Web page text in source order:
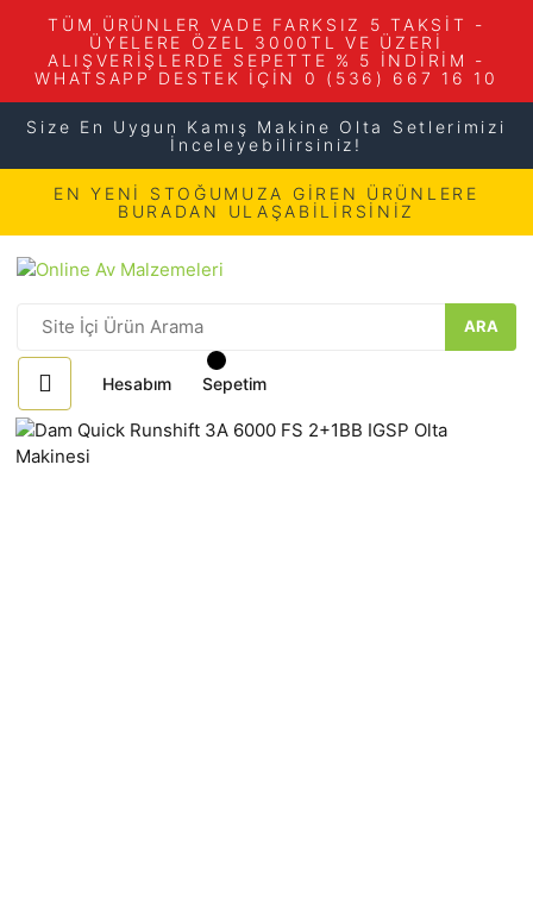
TÜM ÜRÜNLER VADE FARKSIZ 5 TAKSİT -
ÜYELERE ÖZEL 3000TL VE ÜZERİ
ALIŞVERİŞLERDE SEPETTE % 5 İNDİRİM -
WHATSAPP DESTEK İÇİN 0 (536) 667 16 10
Size En Uygun Kamış Makine Olta Setlerimizi
İnceleyebilirsiniz!
EN YENİ STOĞUMUZA GİREN ÜRÜNLERE
BURADAN ULAŞABİLİRSİNİZ
ARA
Hesabım Sepetim